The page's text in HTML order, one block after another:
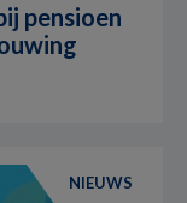
pensioen
NIEUWS